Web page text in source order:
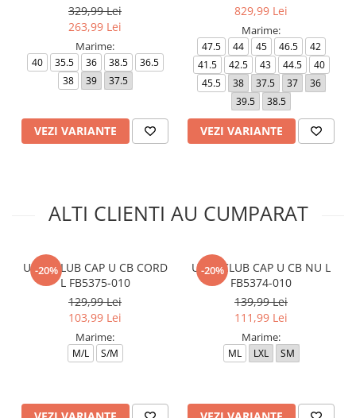
329,99 Lei
263,99 Lei
Marime:
40 35.5 36 38.5
36.5
38
39 37.5
VEZI VARIANTE
829,99 Lei
Marime:
47.5 44 45 46.5
42
41.5
42.5 43 44.5
40
45.5
38 37.5 37
36
39.5
38.5
VEZI VARIANTE
ALTI CLIENTI AU CUMPARAT
-20%
U NK CLUB CAP U CB CORD
L FB5375-010
129,99 Lei
103,99 Lei
Marime:
M/L S/M
-20%
U NK CLUB CAP U CB NU L
FB5374-010
139,99 Lei
111,99 Lei
Marime:
ML LXL SM